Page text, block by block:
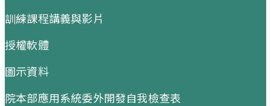
訓練課程講義與影片
授權軟體
圖示資料
院本部應用系統委外開發自我檢查表